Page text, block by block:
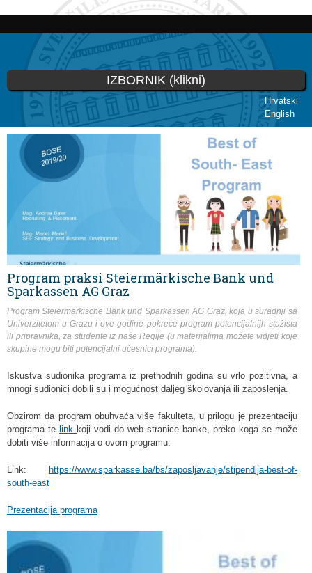
Skoči
glavni
sadržaj
Hrvatski
English
IZBORNIK (klikni)
Vi ste ovdje
Program praksi Steiermärkische Bank und
Sparkassen AG Graz
Program Steiermärkische Bank und Sparkassen AG Graz, koja u suradnji sa
Univerzitetom u Grazu i ove godine pokreće program potencijalnijh stažista
ili pripravnika, za studente iz naše Regije (u materijalima možete vidjeti koje
skupine mogu biti potencijalni učesnici programa).
Iskustva sudionika programa iz prethodnih godina su vrlo pozitivna, a
mnogi sudionici dobili su i mogućnost daljeg školovanja ili zaposlenja.
Obzirom da program obuhvaća više fakulteta, u prilogu je prezentaciju
programa te link koji vodi do web stranice banke, preko koga se može
dobiti više informacija o ovom programu.
Link:
https://www.sparkasse.ba/bs/zaposljavanje/stipendija-best-of-
south-east
Prezentacija programa